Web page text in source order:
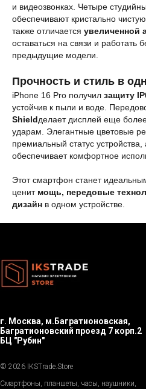
и видеозвонках. Четыре
обеспечивают кристально
также отличается увеличенной
оставаться на связи и работать
предыдущие модели.
Прочность и стиль в
iPhone 16 Pro получил защиту
устойчив к пыли и воде.
Shieldделает дисплей еще
ударам. Элегантные цветовые
премиальный статус
обеспечивает комфортное
Этот смартфон станет
ценит мощь, передовые
дизайн в одном устройстве.
г. Москва, м.Багратионовская,
Багратионовский проезд 7 корп.2
БЦ "Рубин"
© 2026 IKSTrade.Store
Смартфоны, планшеты, часы, наушники,